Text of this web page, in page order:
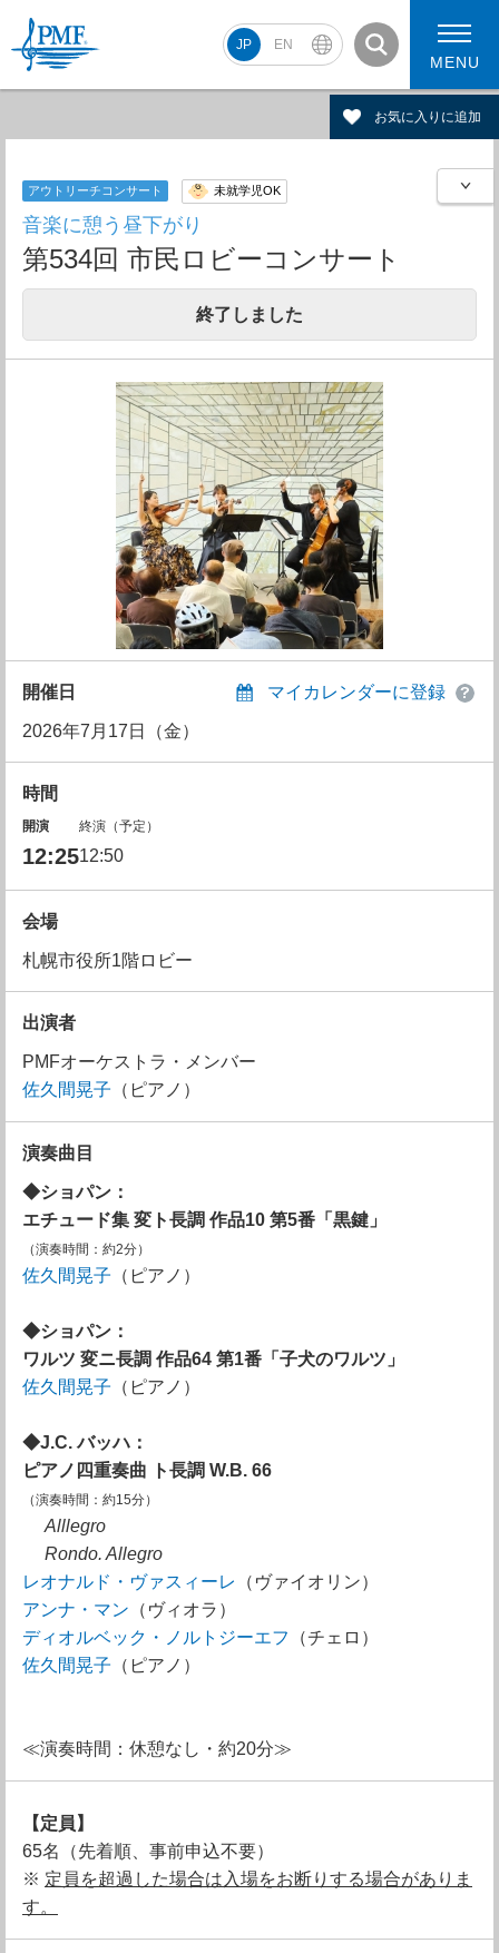
JP EN
PMF2026 スケジュール
PMF2026 アーティスト
MENU
お気に入りに追加
アウトリーチコンサート 未就学児OK
音楽に憩う昼下がり
第534回 市民ロビーコンサート
終了しました
開催日 マイカレンダーに登録
2026年7月17日（金）
時間
開演
12:25
終演（予定）
12:50
会場
札幌市役所1階ロビー
出演者
PMFオーケストラ・メンバー
佐久間晃子 （ピアノ）
演奏曲目
◆ショパン ：
エチュード集 変ト長調 作品10 第5番「黒鍵」
（演奏時間：約2分）
佐久間晃子 （ピアノ）
◆ショパン ：
ワルツ 変ニ長調 作品64 第1番「子犬のワルツ」
佐久間晃子 （ピアノ）
◆J.C. バッハ：
ピアノ四重奏曲 ト長調 W.B. 66
（演奏時間：約15分）
Alllegro
Rondo. Allegro
レオナルド・ヴァスィーレ
（ヴァイオリン）
アンナ・マン （ヴィオラ）
ディオルベック・ノルトジーエフ
（チェロ）
佐久間晃子 （ピアノ）
≪演奏時間：休憩なし・約20分≫
【定員】
65名（先着順、事前申込不要）
※ 定員を超過した場合は入場をお断りする場合がありま
す。